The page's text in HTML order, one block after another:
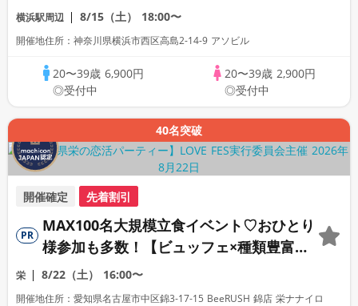
LOVE FES～恋が動き出す出会いの祭典～
横浜駅周辺 8/15（土） 18:00〜
開催地住所：神奈川県横浜市西区高島2-14-9 アソビル
20〜39歳 6,900円
◎受付中
20〜39歳 2,900円
◎受付中
40名突破
開催確定 先着割引
PR
MAX100名大規模立食イベント♡おひとり
様参加も多数！【ビュッフェ×種類豊富な
フリードリンク♪】【大人の広々ダイニン
グバー貸切】～LOVE FES NAGOYA～
栄 8/22（土） 16:00〜
開催地住所：愛知県名古屋市中区錦3‑17‑15 BeeRUSH 錦店 栄ナナイロ